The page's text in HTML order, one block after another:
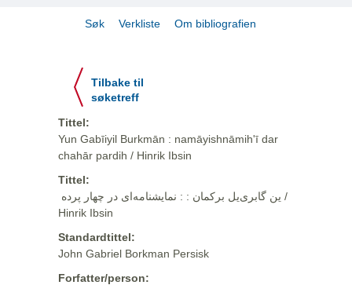
Søk Verkliste Om bibliografien
Tilbake til
søketreff
Tittel:
Yun Gabīiyil Burkmān : namāyishnāmihʹī dar
chahār pardih / Hinrik Ibsin
Tittel:
ین گابری‌یل برکمان : ‏:‏ نمایشنامه‌ای در چهار پرده ‏ /
Hinrik Ibsin
Standardtittel:
John Gabriel Borkman Persisk
Forfatter/person: